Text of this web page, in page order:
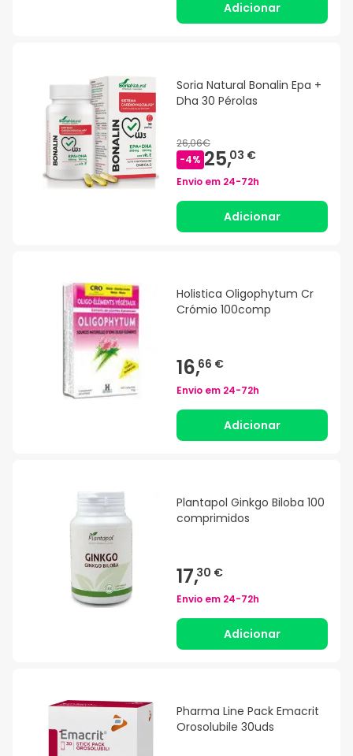
Adicionar
Soria Natural Bonalin Epa +
Dha 30 Pérolas
26,06€
-4% 25,03 €
Envio em 24-72h
Adicionar
Holistica Oligophytum Cr
Crómio 100comp
16,66 €
Envio em 24-72h
Adicionar
Plantapol Ginkgo Biloba 100
comprimidos
17,30 €
Envio em 24-72h
Adicionar
Pharma Line Pack Emacrit
Orosolubile 30uds